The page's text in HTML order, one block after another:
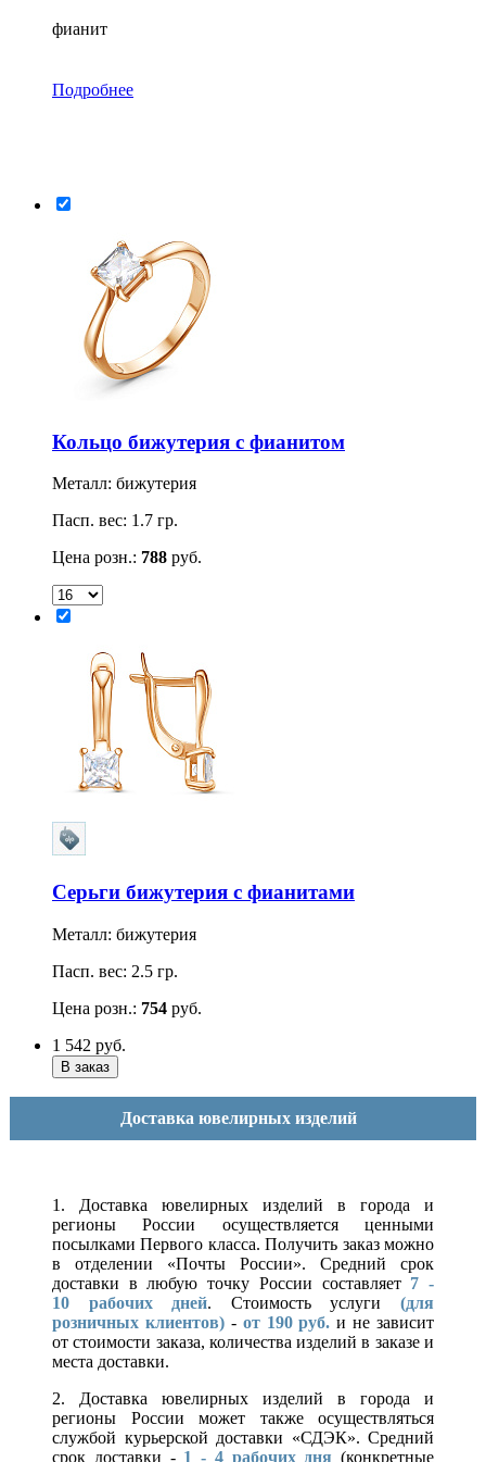
фианит
Подробнее
Кольцо бижутерия с фианитом
Металл: бижутерия
Пасп. вес: 1.7 гр.
Цена розн.: 788 руб.
Серьги бижутерия с фианитами
Металл: бижутерия
Пасп. вес: 2.5 гр.
Цена розн.: 754 руб.
1 542 руб.
Доставка ювелирных изделий
1. Доставка ювелирных изделий в города и
регионы России осуществляется ценными
посылками Первого класса. Получить заказ можно
в отделении «Почты России». Средний срок
доставки в любую точку России составляет 7 -
10 рабочих дней. Стоимость услуги(для
розничных клиентов)- от 190 руб. и не зависит
от стоимости заказа, количества изделий в заказе и
места доставки.
2. Доставка ювелирных изделий в города и
регионы России может также осуществляться
службой курьерской доставки «СДЭК». Средний
срок доставки - 1 - 4 рабочих дня (конкретные